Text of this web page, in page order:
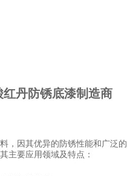
丹防锈底漆制造商
，因其优异的防锈性能和广泛的
主要应用领域及特点：